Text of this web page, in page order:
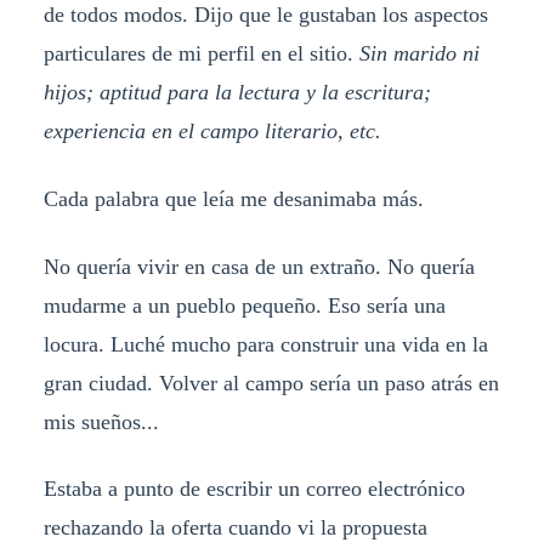
de todos modos. Dijo que le gustaban los aspectos
particulares de mi perfil en el sitio. Sin marido ni
hijos; aptitud para la lectura y la escritura;
experiencia en el campo literario, etc.
Cada palabra que leía me desanimaba más.
No quería vivir en casa de un extraño. No quería
mudarme a un pueblo pequeño. Eso sería una
locura. Luché mucho para construir una vida en la
gran ciudad. Volver al campo sería un paso atrás en
mis sueños...
Estaba a punto de escribir un correo electrónico
rechazando la oferta cuando vi la propuesta